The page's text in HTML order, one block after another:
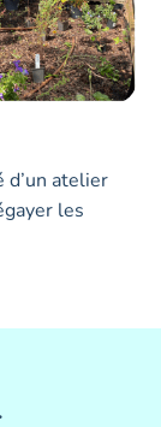
atelier
les